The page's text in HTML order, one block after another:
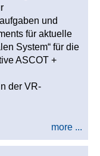
und
für aktuelle
System“ für die
ASCOT +
der VR-
more ...